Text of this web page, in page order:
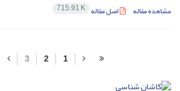
مشاهده مقاله اصل مقاله 715.91 K
1
2
3